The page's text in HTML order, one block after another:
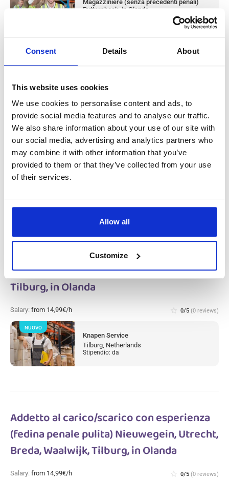
Consent Details About
This website uses cookies
We use cookies to personalise content and ads, to
provide social media features and to analyse our traffic.
We also share information about your use of our site with
our social media, advertising and analytics partners who
may combine it with other information that you’ve
provided to them or that they’ve collected from your use
of their services.
Allow all
Customize
Magazziniere (senza precedenti penali)
Puttershoek, in Olanda
Le coppie sono accettate
Operaio addetto alla produzione
metalmeccanica (con esperienza)
Westerhaar, in Olanda
star_border
Westerhaar, Netherlands
Stipendio: da
NUOVO
Magazziniere addetto allo smistamento
Tilburg, in Olanda
Salary: from 14,99€/h star_border 0/5 (0 reviews)
Knapen Service
Tilburg, Netherlands
Stipendio: da
NUOVO
Addetto al carico/scarico con esperienza
(fedina penale pulita) Nieuwegein, Utrecht,
Breda, Waalwijk, Tilburg, in Olanda
Salary: from 14,99€/h star_border 0/5 (0 reviews)